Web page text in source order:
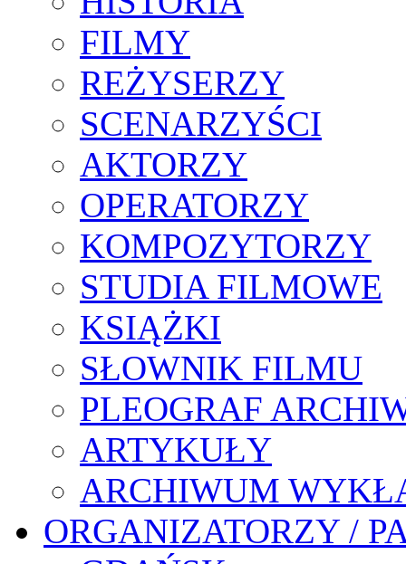
FILMY
REŻYSERZY
SCENARZYŚCI
AKTORZY
OPERATORZY
KOMPOZYTORZY
STUDIA FILMOWE
KSIĄŻKI
SŁOWNIK FILMU
PLEOGRAF
ARTYKUŁY
ARCHIWUM
ORGANIZATORZY /